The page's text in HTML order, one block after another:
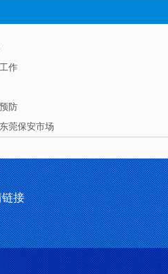
作
防
莞保安市场
接